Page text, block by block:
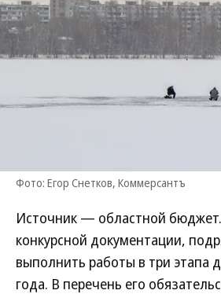
Фото: Егор Снетков, Коммерсантъ
Источник — областной
конкурсной документации,
выполнить работы в три этапа
года. В перечень его